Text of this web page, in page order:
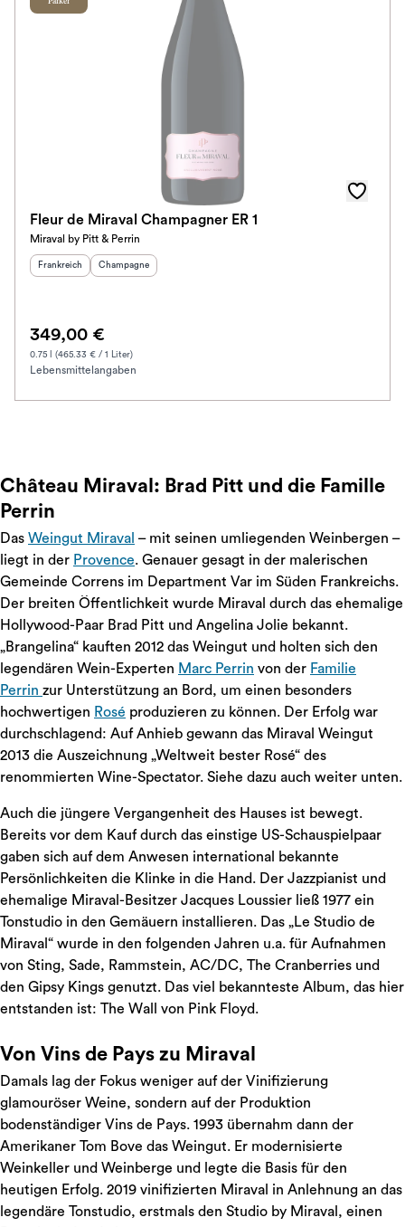
Parker
Fleur de Miraval Champagner ER 1
Miraval by Pitt & Perrin
Herkunftsland
Frankreich Herkunftsregion
Champagne
349,00 €
0.75 l (465.33 € / 1 Liter)
Lebensmittelangaben
Château Miraval: Brad Pitt und die Famille
Perrin
Das Weingut Miraval – mit seinen umliegenden Weinbergen –
liegt in der Provence. Genauer gesagt in der malerischen
Gemeinde Correns im Department Var im Süden Frankreichs.
Der breiten Öffentlichkeit wurde Miraval durch das ehemalige
Hollywood-Paar Brad Pitt und Angelina Jolie bekannt.
„Brangelina“ kauften 2012 das Weingut und holten sich den
legendären Wein-Experten Marc Perrin von der Familie
Perrin zur Unterstützung an Bord, um einen besonders
hochwertigen Rosé produzieren zu können. Der Erfolg war
durchschlagend: Auf Anhieb gewann das Miraval Weingut
2013 die Auszeichnung „Weltweit bester Rosé“ des
renommierten Wine-Spectator. Siehe dazu auch weiter unten.
Auch die jüngere Vergangenheit des Hauses ist bewegt.
Bereits vor dem Kauf durch das einstige US-Schauspielpaar
gaben sich auf dem Anwesen international bekannte
Persönlichkeiten die Klinke in die Hand. Der Jazzpianist und
ehemalige Miraval-Besitzer Jacques Loussier ließ 1977 ein
Tonstudio in den Gemäuern installieren. Das „Le Studio de
Miraval“ wurde in den folgenden Jahren u.a. für Aufnahmen
von Sting, Sade, Rammstein, AC/DC, The Cranberries und
den Gipsy Kings genutzt. Das viel bekannteste Album, das hier
entstanden ist: The Wall von Pink Floyd.
Von Vins de Pays zu Miraval
Damals lag der Fokus weniger auf der Vinifizierung
glamouröser Weine, sondern auf der Produktion
bodenständiger Vins de Pays. 1993 übernahm dann der
Amerikaner Tom Bove das Weingut. Er modernisierte
Weinkeller und Weinberge und legte die Basis für den
heutigen Erfolg. 2019 vinifizierten Miraval in Anlehnung an das
legendäre Tonstudio, erstmals den Studio by Miraval, einen